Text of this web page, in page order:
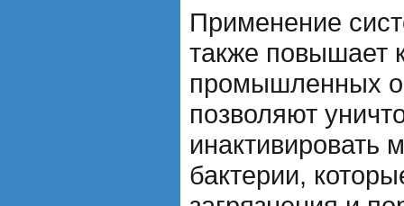
Применение
также повышает
промышленных
позволяют
инактивировать
бактерии,